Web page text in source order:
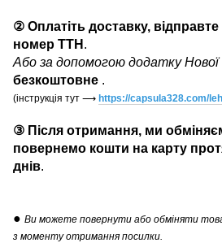
② Оплатіть доставку,
номер ТТН .
Або за допомогою додатку
безкоштовне .
(інструкція тут ⟶ https://capsula328.com/
③ Після отримання, ми
повернемо кошти на карту
днів.
● Ви можете повернути або обміняти
з моменту отримання посилки.